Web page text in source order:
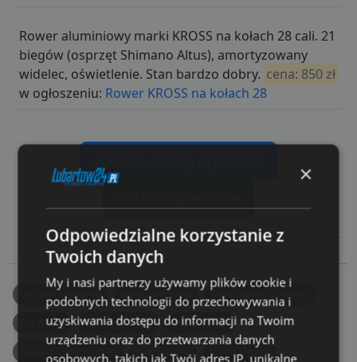
Rower aluminiowy marki KROSS na kołach 28 cali. 21
biegów (osprzęt Shimano Altus), amortyzowany
widelec, oświetlenie. Stan bardzo dobry. cena: 850 zł
w ogłoszeniu: Rower KROSS na kołach 28
Oddam za darmo Nieruchomości Dam pracę / zlecenie
Dla dzieci Oferuję usługi Motoryzacja
Książki / Podręczniki Elektronika Dom i Ogród
×
Odpowiedzialne korzystanie z
Twoich danych
My i nasi partnerzy używamy plików cookie i
podobnych technologii do przechowywania i
uzyskiwania dostępu do informacji na Twoim
urządzeniu oraz do przetwarzania danych
osobowych, takich jak Twój adres IP, unikalne